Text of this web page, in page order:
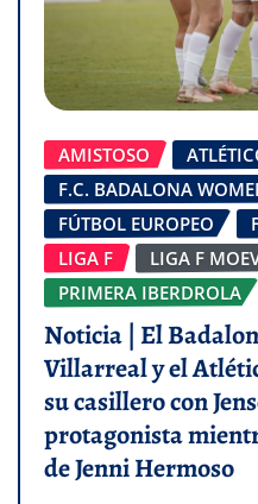
AMISTOSO
F.C. BADALONA
FÚTBOL EUROPEO
LIGA F
LIGA F
PRIMERA IBERDROLA
Noticia | El
Villarreal y el
su casillero con
protagonista
de Jenni Hermoso